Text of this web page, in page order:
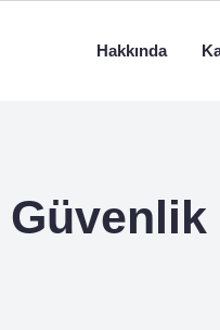
Hakkında
Güvenlik